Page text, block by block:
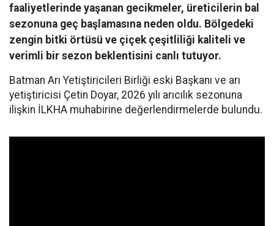
faaliyetlerinde yaşanan gecikmeler, üreticilerin bal
sezonuna geç başlamasına neden oldu. Bölgedeki
zengin bitki örtüsü ve çiçek çeşitliliği kaliteli ve
verimli bir sezon beklentisini canlı tutuyor.
Batman Arı Yetiştiricileri Birliği eski Başkanı ve arı
yetiştiricisi Çetin Doyar, 2026 yılı arıcılık sezonuna
ilişkin İLKHA muhabirine değerlendirmelerde bulundu.